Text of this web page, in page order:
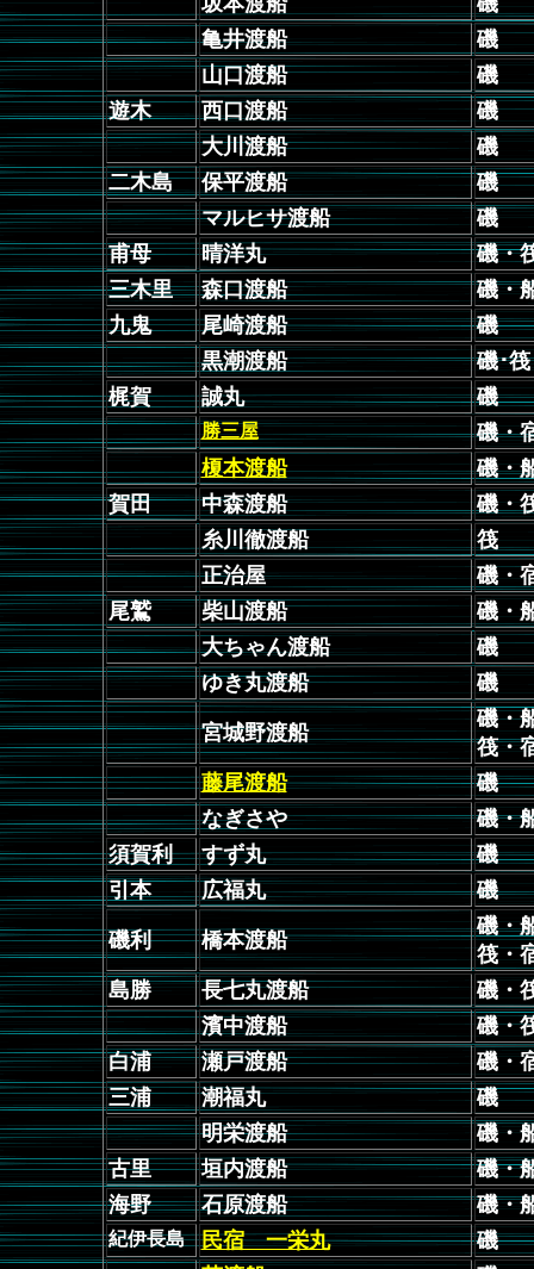
亀井渡船
磯
山口渡船
磯
遊木
西口渡船
磯
大川渡船
磯
二木島
保平渡船
磯
マルヒサ渡船
磯
甫母
晴洋丸
磯・
三木里
森口渡船
磯・
九鬼
尾崎渡船
磯
黒潮渡船
磯･
梶賀
誠丸 磯
勝三屋
磯・
榎本渡船
磯・
賀田
中森渡船
磯・
糸川徹渡船
筏
正治屋
磯・
尾鷲
柴山渡船
磯・
大ちゃん渡船
磯
ゆき丸渡船
磯
宮城野渡船
磯・
筏・
藤尾渡船
磯
なぎさや
磯・
須賀利
すず丸
磯
引本
広福丸 磯
磯利 橋本渡船
磯・
筏・
島勝
長七丸渡船
磯・
濱中渡船
磯・
白浦
瀬戸渡船
磯・
三浦
潮福丸
磯
明栄渡船
磯・
古里
垣内渡船
磯・
海野
石原渡船 磯・
紀伊長島 民宿 一栄丸
磯